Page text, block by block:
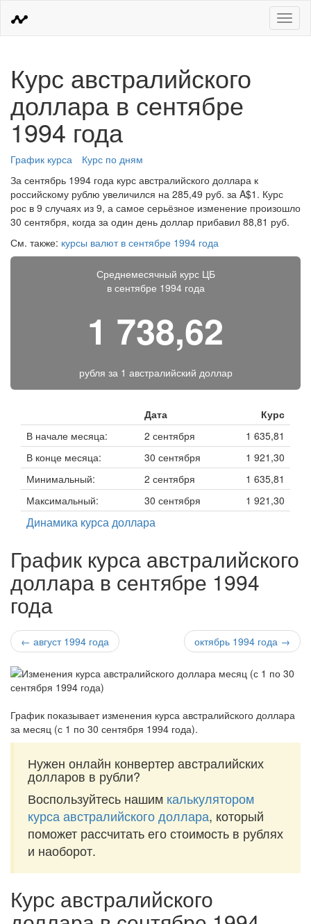
Меню
Курс австралийского
доллара в сентябре
1994 года
График курса
Курс по дням
За сентябрь 1994 года курс австралийского доллара к
российскому рублю увеличился на 285,49 руб. за A$1. Курс
рос в 9 случаях из 9, а самое серьёзное изменение произошло
30 сентября, когда за один день доллар прибавил 88,81 руб.
См. также: курсы валют в сентябре 1994 года
Среднемесячный курс ЦБ
в сентябре 1994 года
1 738,62
рубля за 1 австралийский доллар
Дата
Курс
В начале месяца:
2 сентября
1 635,81
В конце месяца:
30 сентября
1 921,30
Минимальный:
2 сентября
1 635,81
Максимальный:
30 сентября 1 921,30
Динамика курса доллара
График курса австралийского
доллара в сентябре 1994
года
← август 1994 года октябрь 1994 года →
График показывает изменения курса австралийского доллара
за месяц (с 1 по 30 сентября 1994 года).
Нужен онлайн конвертер австралийских
долларов в рубли?
Воспользуйтесь нашим калькулятором
курса австралийского доллара, который
поможет рассчитать его стоимость в рублях
и наоборот.
Курс австралийского